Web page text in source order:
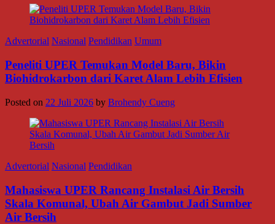
Advertorial Nasional Pendidikan Umum
Peneliti UPER Temukan Model Baru, Bikin
Biohidrokarbon dari Karet Alam Lebih Efisien
Posted on 22 Juli 2026 by Brohendy Cueng
Advertorial Nasional Pendidikan
Mahasiswa UPER Rancang Instalasi Air Bersih
Skala Komunal, Ubah Air Gambut Jadi Sumber
Air Bersih